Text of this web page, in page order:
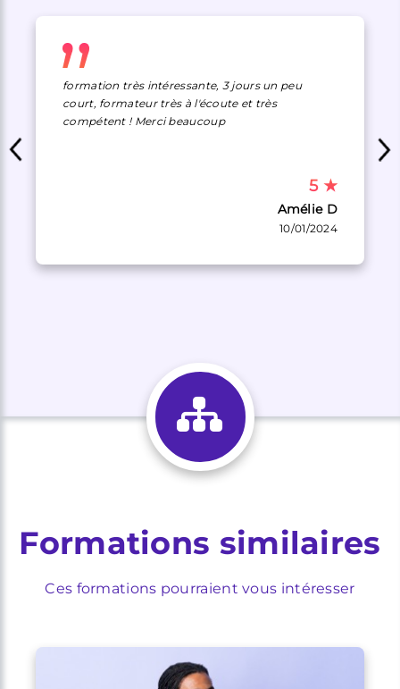
formation très intéressante, 3 jours un peu
court, formateur très à l'écoute et très
compétent ! Merci beaucoup
5 ★
Amélie D
10/01/2024
Formations similaires
Ces formations pourraient vous intéresser